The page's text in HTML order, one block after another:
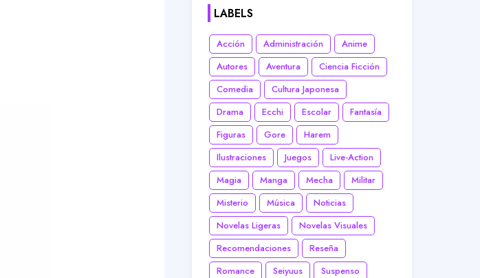
LABELS
Acción Administración
Anime
Autores
Aventura
Ciencia Ficción
Comedia
Cultura Japonesa
Drama
Ecchi Escolar
Fantasía
Figuras
Gore
Harem
Ilustraciones
Juegos
Live-Action
Magia
Manga Mecha
Militar
Misterio
Música
Noticias
Novelas Ligeras
Novelas Visuales
Recomendaciones
Reseña
Romance
Seiyuus
Suspenso